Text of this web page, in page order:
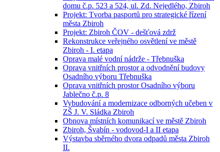
domu č.p. 523 a 524, ul. Zd. Nejedlého, Zbiroh
Projekt: Tvorba pasportů pro strategické řízení
města Zbiroh
Projekt: Zbiroh ČOV - dešťová zdrž
Rekonstrukce veřejného osvětlení ve městě
Zbiroh - I. etapa
Oprava malé vodní nádrže - Třebnuška
Oprava vnitřních prostor a odvodnění budovy
Osadního výboru Třebnuška
Oprava vnitřních prostor Osadního výboru
Jablečno č.p. 8
Vybudování a modernizace odborných učeben v
ZŠ J. V. Sládka Zbiroh
Obnova místních komunikací ve městě Zbiroh
Zbiroh, Švabín - vodovod-I a II etapa
Výstavba sběrného dvora odpadů města Zbiroh
II.